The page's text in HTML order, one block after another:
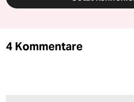
4 Kommentare